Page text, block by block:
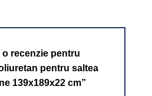
recenzie pentru
pentru saltea
139x189x22 cm”